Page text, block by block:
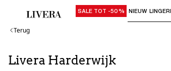
Gebruik "Pijl omlaag" of
SALE TOT -50% NIEUW
Terug
Livera Harderwijk